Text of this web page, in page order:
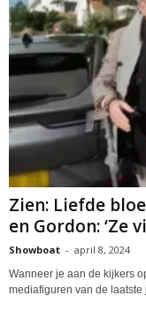
Zien: Liefde
en Gordon: ‘Ze
Showboat - april 8, 2024
Wanneer je aan de kijkers
mediafiguren van de